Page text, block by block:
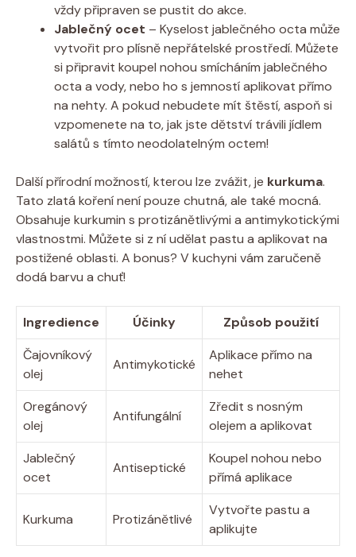
vždy připraven se pustit do akce.
Jablečný ocet – Kyselost jablečného octa může
vytvořit pro plísně nepřátelské prostředí. Můžete
si připravit koupel nohou smícháním jablečného
octa a vody, nebo ho s jemností aplikovat přímo
na nehty. A pokud nebudete mít štěstí, aspoň si
vzpomenete na to, jak jste dětství trávili jídlem
salátů s tímto neodolatelným octem!
Další přírodní možností, kterou lze zvážit, je kurkuma.
Tato zlatá koření není pouze chutná, ale také mocná.
Obsahuje kurkumin s protizánětlivými a antimykotickými
vlastnostmi. Můžete si z ní udělat pastu a aplikovat na
postižené oblasti. A bonus? V kuchyni vám zaručeně
dodá barvu a chuť!
Ingredience Účinky
Způsob použití
Čajovníkový
olej
Antimykotické
Aplikace přímo na
nehet
Oregánový
olej
Antifungální
Zředit s nosným
olejem a aplikovat
Jablečný
ocet
Antiseptické
Koupel nohou nebo
přímá aplikace
Kurkuma Protizánětlivé
Vytvořte pastu a
aplikujte